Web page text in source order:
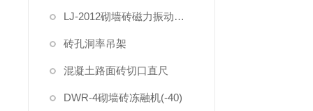
LJ-2012砌墙砖磁力振动台(抛光)-喷漆
砖孔洞率吊架
混凝土路面砖切口直尺
DWR-4砌墙砖冻融机(-40)